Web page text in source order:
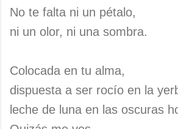
No te falta ni un pétalo,
ni un olor, ni una sombra.
Colocada en tu alma,
dispuesta a ser rocío en la
leche de luna en las oscuras